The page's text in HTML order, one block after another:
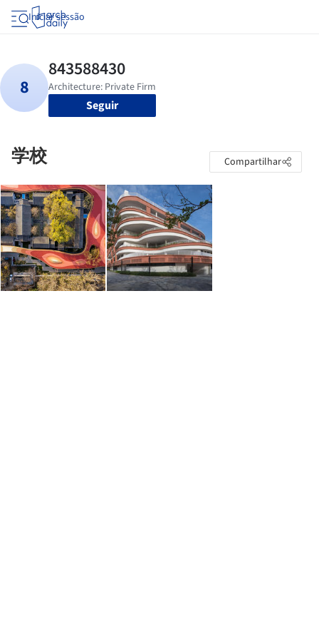
Iniciar sessão
Seguir
学校 Compartilhar